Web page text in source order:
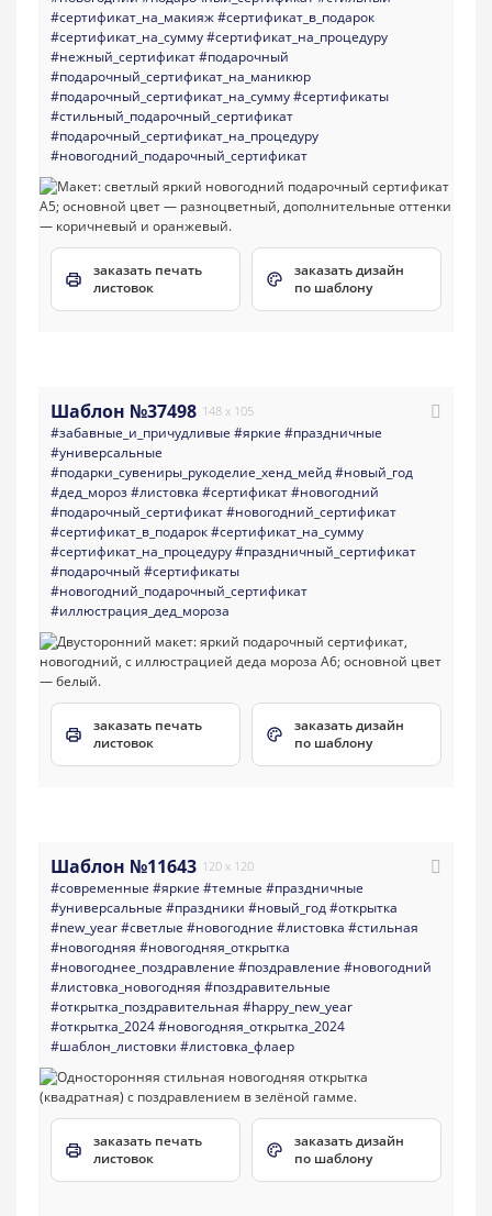
#сертификат_на_макияж#сертификат_в_подарок
#сертификат_на_сумму#сертификат_на_процедуру
#нежный_сертификат#подарочный
#подарочный_сертификат_на_маникюр
#подарочный_сертификат_на_сумму#сертификаты
#стильный_подарочный_сертификат
#подарочный_сертификат_на_процедуру
#новогодний_подарочный_сертификат
заказать печать
листовок
заказать дизайн
по шаблону
Шаблон №37498 148 x 105
#забавные_и_причудливые #яркие #праздничные
#универсальные
#подарки_сувениры_рукоделие_хенд_мейд#новый_год
#дед_мороз#листовка #сертификат#новогодний
#подарочный_сертификат#новогодний_сертификат
#сертификат_в_подарок#сертификат_на_сумму
#сертификат_на_процедуру#праздничный_сертификат
#подарочный #сертификаты
#новогодний_подарочный_сертификат
#иллюстрация_дед_мороза
заказать печать
листовок
заказать дизайн
по шаблону
Шаблон №11643 120 x 120
#современные #яркие #темные #праздничные
#универсальные #праздники #новый_год#открытка
#new_year#светлые #новогодние #листовка #стильная
#новогодняя #новогодняя_открытка
#новогоднее_поздравление #поздравление #новогодний
#листовка_новогодняя #поздравительные
#открытка_поздравительная #happy_new_year
#открытка_2024#новогодняя_открытка_2024
#шаблон_листовки #листовка_флаер
заказать печать
листовок
заказать дизайн
по шаблону